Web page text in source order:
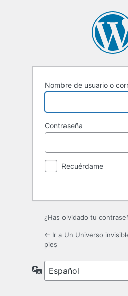
Nombre de usuario o
Contraseña
Recuérdame
¿Has olvidado tu
← Ir a Un Universo
pies
Idioma